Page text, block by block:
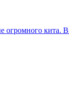
огромного кита.